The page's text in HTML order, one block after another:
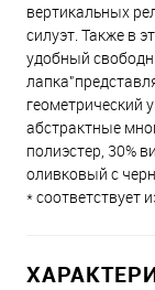
вертикальных
силуэт. Также в
удобный
геометрический
абстрактные
полиэстер, 30%
оливковый с
* соответствует